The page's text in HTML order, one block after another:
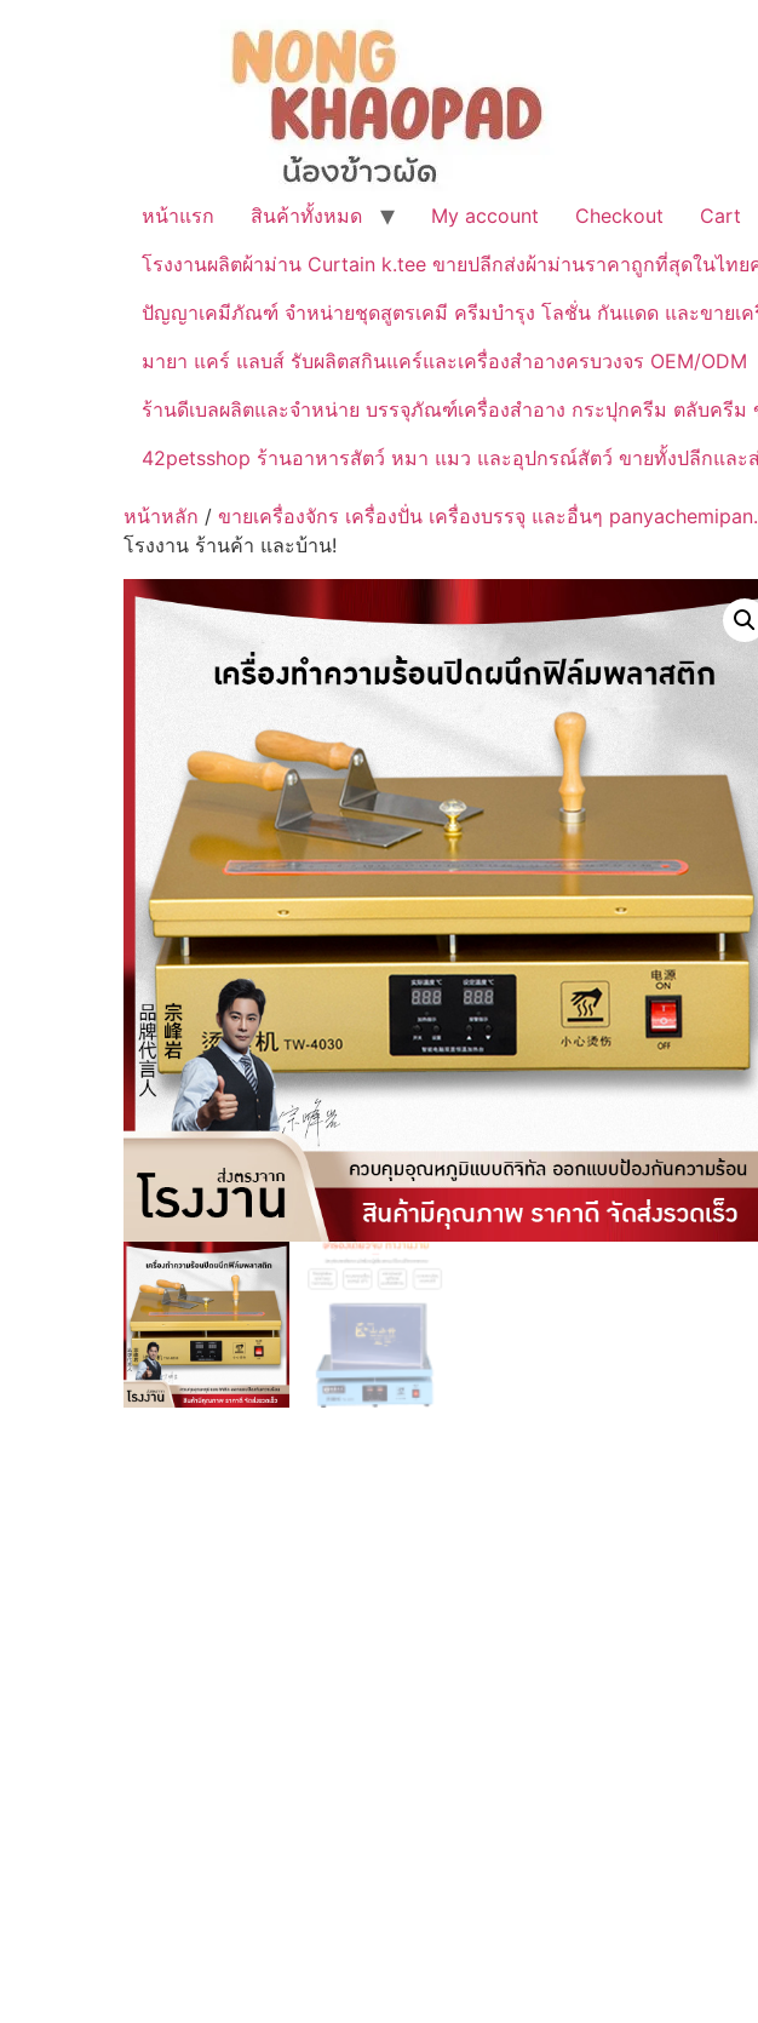
หน้าแรก สินค้าทั้งหมด My account Checkout Cart
โรงงานผลิตผ้าม่าน Curtain k.tee ขายปลีกส่งผ้าม่านราคาถูกที่สุดในไท
ปัญญาเคมีภัณฑ์ จำหน่ายชุดสูตรเคมี ครีมบำรุง โลชั่น กันแดด และขายเครื่
มายา แคร์ แลบส์ รับผลิตสกินแคร์และเครื่องสำอางครบวงจร OEM/ODM
ร้านดีเบลผลิตและจำหน่าย บรรจุภัณฑ์เครื่องสำอาง กระปุกครีม ตลับครี
42petsshop ร้านอาหารสัตว์ หมา แมว และอุปกรณ์สัตว์ ขายทั้งปลีกและ
หน้าหลัก / ขายเครื่องจักร เครื่องปั่น เครื่องบรรจุ และอื่นๆ
โรงงาน ร้านค้า และบ้าน!